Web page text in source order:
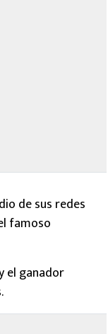
de sus redes
famoso
el ganador